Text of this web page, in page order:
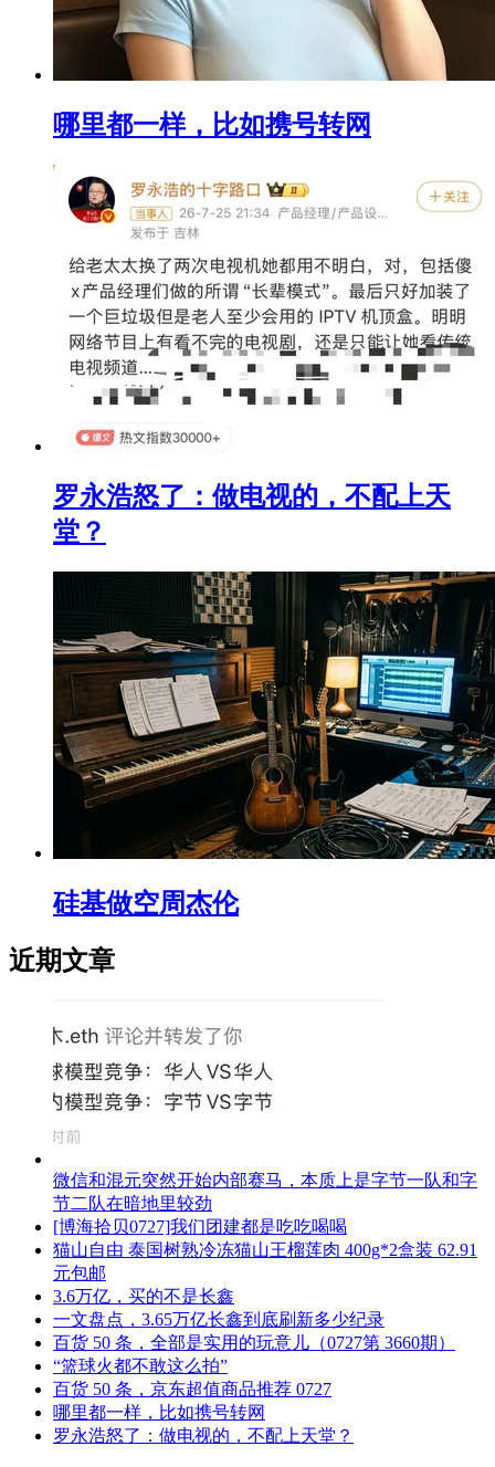
哪里都一样，比如携号转网
罗永浩怒了：做电视的，不配上天
堂？
硅基做空周杰伦
近期文章
微信和混元突然开始内部赛马，本质上是字节一队和字
节二队在暗地里较劲
[博海拾贝0727]我们团建都是吃吃喝喝
猫山自由 泰国树熟冷冻猫山王榴莲肉 400g*2盒装 62.91
元包邮
3.6万亿，买的不是长鑫
一文盘点，3.65万亿长鑫到底刷新多少纪录
百货 50 条，全部是实用的玩意儿（0727第 3660期）
“篮球火都不敢这么拍”
百货 50 条，京东超值商品推荐 0727
哪里都一样，比如携号转网
罗永浩怒了：做电视的，不配上天堂？